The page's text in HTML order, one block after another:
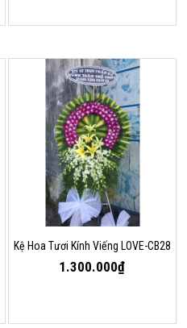
Kệ Hoa Tươi Kính Viếng LOVE-CB28
1.300.000₫